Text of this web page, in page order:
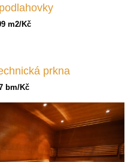
m2/Kč
prkna
bm/Kč